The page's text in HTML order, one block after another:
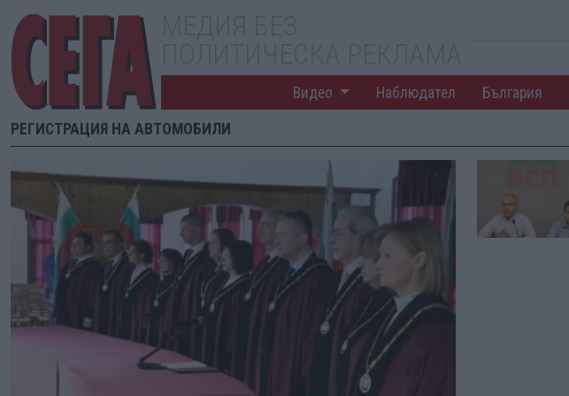
Видео Наблюдател България
РЕГИСТРАЦИЯ НА АВТОМОБИЛИ